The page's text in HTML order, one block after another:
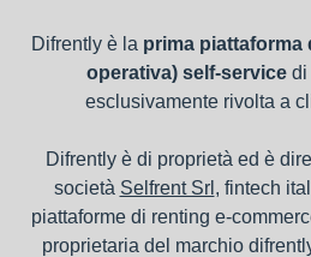
Difrently è la prima piattaforma
operativa) self-servicedi
esclusivamente rivolta a
Difrently è di proprietà ed è
società Selfrent Srl , fintech
piattaforme di renting e-
proprietaria del marchio